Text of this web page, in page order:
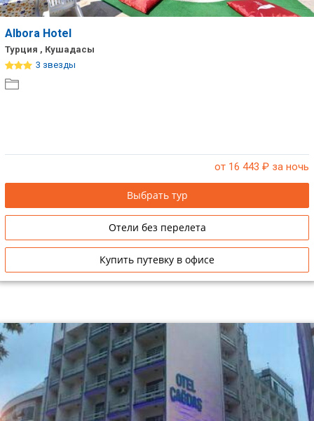
Albora Hotel
Турция , Кушадасы
3 звезды
от 16 443 ₽ за ночь
Выбрать тур
Отели без перелета
Купить путевку в офисе
Экскурсионные туры
VIP отели 5 звезд
ТОП 10 лучших отелей 5*
Лучшие отели 3* звезды
Сетевые отели Турции
Сетевые отели ОАЭ
Сетевые отели Таиланда
Сетевые отели Шри Ланки